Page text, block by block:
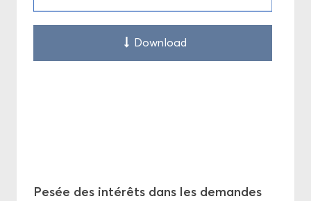
Down­load
Pesée des in­té­rêts dans les de­mandes